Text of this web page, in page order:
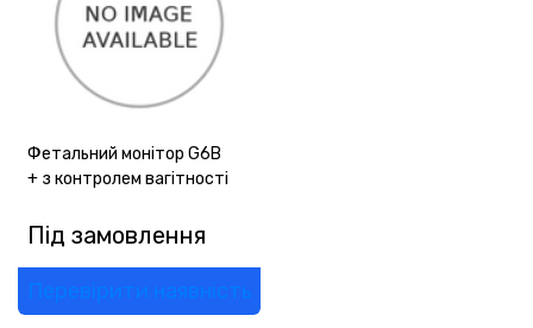
Фетальний монітор G6В
+ з контролем вагітності
Під замовлення
Перевірити наявність